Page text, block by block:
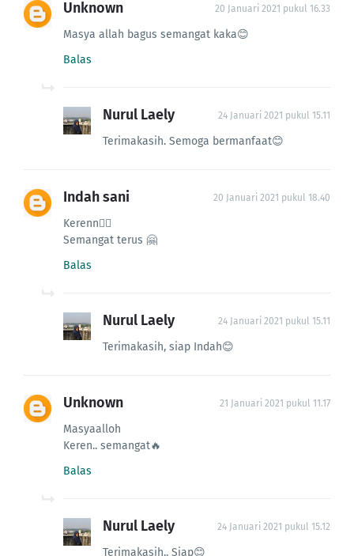
Unknown 20 Januari 2021 pukul 16.33
Masya allah bagus semangat kaka😊
Balas
Nurul Laely 24 Januari 2021 pukul 15.11
Terimakasih. Semoga bermanfaat😊
Indah sani 20 Januari 2021 pukul 18.40
Kerenn👍🏻
Semangat terus 🤗
Balas
Nurul Laely 24 Januari 2021 pukul 15.11
Terimakasih, siap Indah😊
Unknown 21 Januari 2021 pukul 11.17
Masyaalloh
Keren.. semangat🔥
Balas
Nurul Laely 24 Januari 2021 pukul 15.12
Terimakasih.. Siap😊